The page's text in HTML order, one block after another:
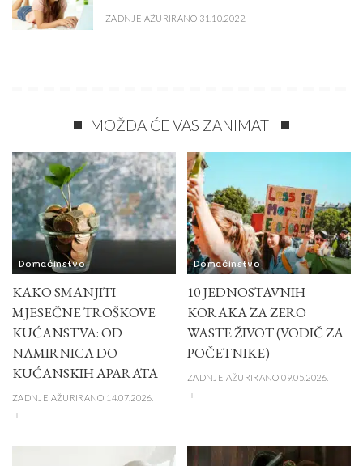
ZADNJE AŽURIRANO 31.10.2022.
MOŽDA ĆE VAS ZANIMATI
Domaćinstvo
KAKO SMANJITI
MJESEČNE TROŠKOVE
KUĆANSTVA: OD
NAMIRNICA DO
KUĆANSKIH APARATA
ZADNJE AŽURIRANO 14.07.2026.
Domaćinstvo
10 JEDNOSTAVNIH
KORAKA ZA ZERO
WASTE ŽIVOT (VODIČ ZA
POČETNIKE)
ZADNJE AŽURIRANO 09.05.2026.